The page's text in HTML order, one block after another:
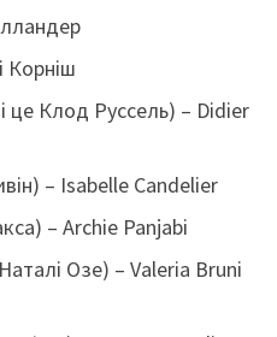
Корніш
це Клод Руссель) – Didier
– Isabelle Candelier
– Archie Panjabi
Озе) – Valeria Bruni